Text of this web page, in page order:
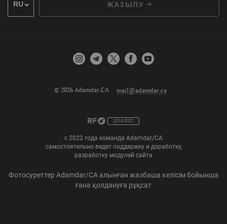
ЖАЗЫЛУ
© 2026 Adamdar.CA mail@adamdar.ca
2018-2021
с 2022 года команда Adamdar/CA
самостоятельно ведет поддержку и доработку,
разработку модулей сайта
Фотосуреттер Adamdar/CA алынған жазбаша келісім бойынша
ғана қолдануға рұқсат